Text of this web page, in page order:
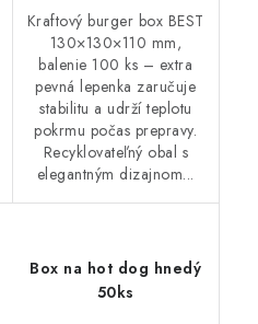
Kraftový burger box BEST
130×130×110 mm,
balenie 100 ks – extra
pevná lepenka zaručuje
stabilitu a udrží teplotu
pokrmu počas prepravy.
Recyklovateľný obal s
elegantným dizajnom...
Box na hot dog hnedý
50ks